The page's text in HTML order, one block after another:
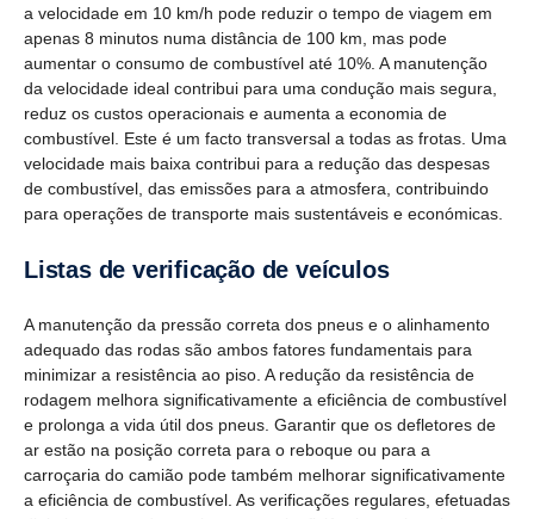
a velocidade em 10 km/h pode reduzir o tempo de viagem em
apenas 8 minutos numa distância de 100 km, mas pode
aumentar o consumo de combustível até 10%. A manutenção
da velocidade ideal contribui para uma condução mais segura,
reduz os custos operacionais e aumenta a economia de
combustível. Este é um facto transversal a todas as frotas. Uma
velocidade mais baixa contribui para a redução das despesas
de combustível, das emissões para a atmosfera, contribuindo
para operações de transporte mais sustentáveis e económicas.
Listas de verifi­cação de veículos
A manutenção da pressão correta dos pneus e o alinhamento
adequado das rodas são ambos fatores fundamentais para
minimizar a resistência ao piso. A redução da resistência de
rodagem melhora significativamente a eficiência de combustível
e prolonga a vida útil dos pneus. Garantir que os defletores de
ar estão na posição correta para o reboque ou para a
carroçaria do camião pode também melhorar significativamente
a eficiência de combustível. As verificações regulares, efetuadas